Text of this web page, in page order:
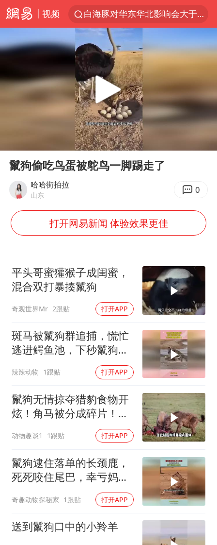
视频
白海豚对华东华北影响会大于巴威
于东来回应胖东来近25年老店年底关闭
《披荆斩棘2026》阵容官宣
全球最大级别运输船通过长江大桥
独闯南太行的失联女生最后轨迹已确认
上海全力守护市民“菜篮子”
国足U17与阿森纳决赛取消 并列冠军
白海豚北上或致京津冀暴雨
构建更高水平的全民健身公共服务体系
香港刷新1884年以来最高气温纪录
新疆一婚礼线上邀请引热议
《龙餐馆》 冲奖
云南一男子胃中取出180颗铁钉
以军士兵把枪口对准中国记者
奋力开创中国式现代化建设新局面
Play
鬣狗偷吃鸟蛋被鸵鸟一脚踢走了
哈哈街拍拉
山东 0
打开网易新闻 体验效果更佳
平头哥蜜獾猴子成闺蜜，
混合双打暴揍鬣狗
奇观世界Mr 2跟贴 打开APP
斑马被鬣狗群追捕，慌忙
逃进鳄鱼池，下秒鬣狗想
辣辣动物 1跟贴 打开APP
鬣狗无情掠夺猎豹食物开
炫！角马被分成碎片！结
动物趣谈1 1跟贴 打开APP
鬣狗逮住落单的长颈鹿，
死死咬住尾巴，幸亏妈妈
奇趣动物探秘家 1跟贴 打开APP
送到鬣狗口中的小羚羊